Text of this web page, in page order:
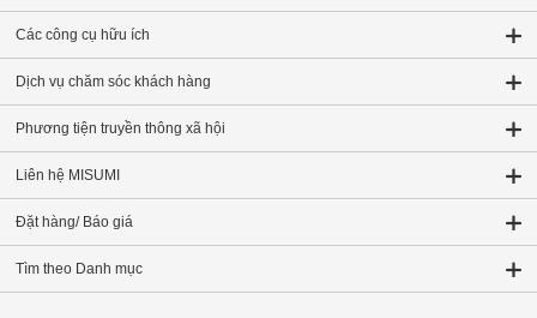
Các công cụ hữu ích
Dịch vụ chăm sóc khách hàng
Phương tiện truyền thông xã hội
Liên hệ MISUMI
Đặt hàng/ Báo giá
Tìm theo Danh mục